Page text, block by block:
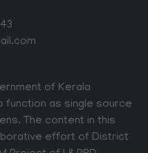
of Kerala
function as single source
The content in this
effort of District